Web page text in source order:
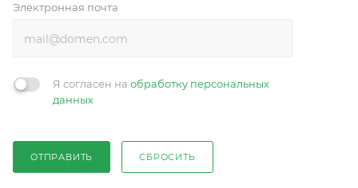
Электронная почта
Я согласен на обработку персональных
данных
ОТПРАВИТЬ СБРОСИТЬ